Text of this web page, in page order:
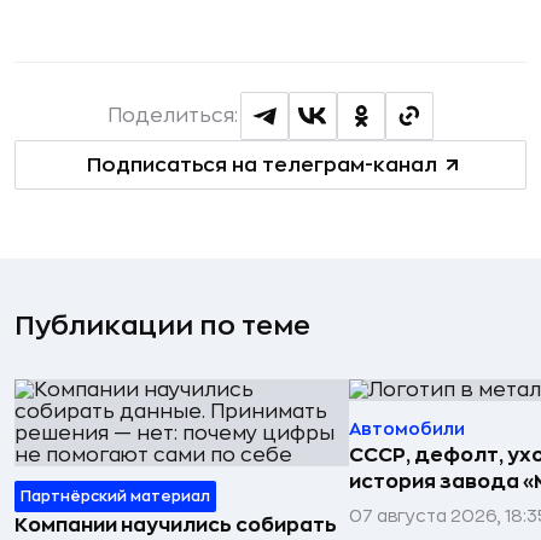
Подписаться на телеграм-канал
Поделиться:
Публикации по теме
Партнёрский материал
Компании научились собирать
Автомобили
СССР, дефолт,
история завода
07 августа 2026,